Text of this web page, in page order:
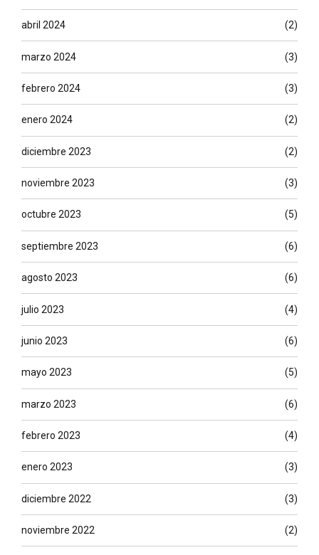
abril 2024 (2)
marzo 2024 (3)
febrero 2024 (3)
enero 2024 (2)
diciembre 2023 (2)
noviembre 2023 (3)
octubre 2023 (5)
septiembre 2023 (6)
agosto 2023 (6)
julio 2023 (4)
junio 2023 (6)
mayo 2023 (5)
marzo 2023 (6)
febrero 2023 (4)
enero 2023 (3)
diciembre 2022 (3)
noviembre 2022 (2)